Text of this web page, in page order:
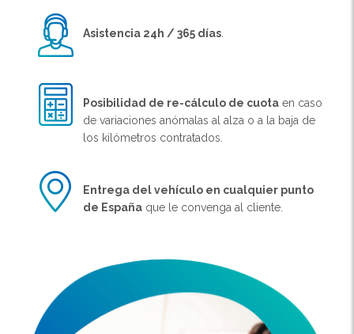
Asistencia 24h / 365 días
Posibilidad de re-cálculo de cuota en caso
de variaciones anómalas al alza o a la baja de
los kilómetros contratados.
Entrega del vehículo en cualquier punto
de España que le convenga al cliente.